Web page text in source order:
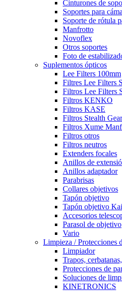
Cinturones de
Soportes para
Soporte de rótula
Manfrotto
Novoflex
Otros soportes
Foto de
Suplementos ópticos
Lee Filters 100mm
Filtres Lee Filters
Filtros Lee Filters
Filtros KENKO
Filtros KASE
Filtros Stealth Gear
Filtros Xume
Filtros otros
Filtros neutros
Extenders focales
Anillos de
Anillos adaptador
Parabrisas
Collares objetivos
Tapón objetivo
Tapón objetivo
Accesorios
Parasol de objetivo
Vario
Limpieza / Protecciones
Limpiador
Trapos,
Protecciones de
Soluciones de
KINETRONICS